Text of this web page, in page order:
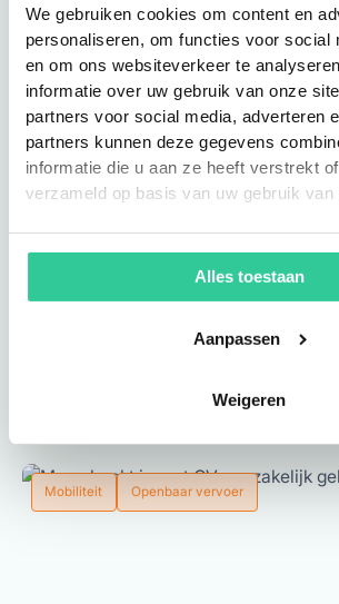
We gebruiken cookies om content en
personaliseren, om functies voor social
en om ons websiteverkeer te
informatie over uw gebruik van onze
partners voor social media, adverteren
partners kunnen deze gegevens
informatie die u aan ze heeft verstrekt
verzameld op basis van uw gebruik
Alles toestaan
Aanpassen
Weigeren
Vijf opvallende
Mobiliteit
Mobiliteit Openbaar vervoer